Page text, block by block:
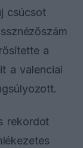
csúcsot
a
a valenciai
rekordot